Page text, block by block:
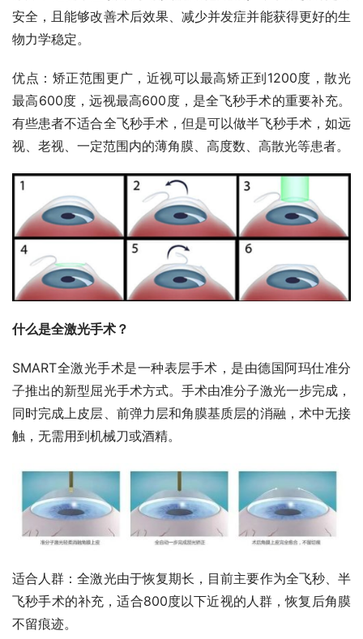
安全，且能够改善术后效果、减少并发症并能获得更好的生
物力学稳定。
优点：矫正范围更广，近视可以最高矫正到1200度，散光
最高600度，远视最高600度，是全飞秒手术的重要补充。
有些患者不适合全飞秒手术，但是可以做半飞秒手术，如远
视、老视、一定范围内的薄角膜、高度数、高散光等患者。
什么是全激光手术？
SMART全激光手术是一种表层手术，是由德国阿玛仕准分
子推出的新型屈光手术方式。手术由准分子激光一步完成，
同时完成上皮层、前弹力层和角膜基质层的消融，术中无接
触，无需用到机械刀或酒精。
适合人群：全激光由于恢复期长，目前主要作为全飞秒、半
飞秒手术的补充，适合800度以下近视的人群，恢复后角膜
不留痕迹。